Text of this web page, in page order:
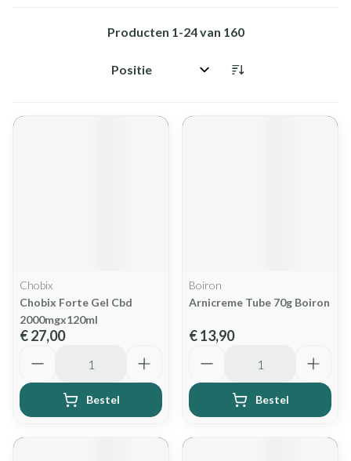
Producten 1-24van 160
Sorteer op:
Chobix
Chobix Forte Gel Cbd
2000mgx120ml
€ 27,00
Bestel
Boiron
Arnicreme Tube 70g Boiron
€ 13,90
Bestel